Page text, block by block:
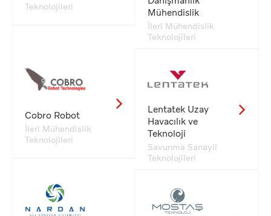
Teknolojileri
Mühendislik
İleri Mühendislik
Teknolojileri
Cobro Robot
İleri Mühendislik
Teknolojileri
Lentatek Uzay
Havacılık ve
Teknoloji
Savunma Sanayii
Teknolojileri